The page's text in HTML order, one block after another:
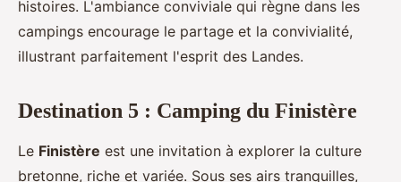
histoires. L'ambiance conviviale qui règne dans les
campings encourage le partage et la convivialité,
illustrant parfaitement l'esprit des Landes.
Destination 5 : Camping du Finistère
Le Finistère est une invitation à explorer la culture
bretonne, riche et variée. Sous ses airs tranquilles,